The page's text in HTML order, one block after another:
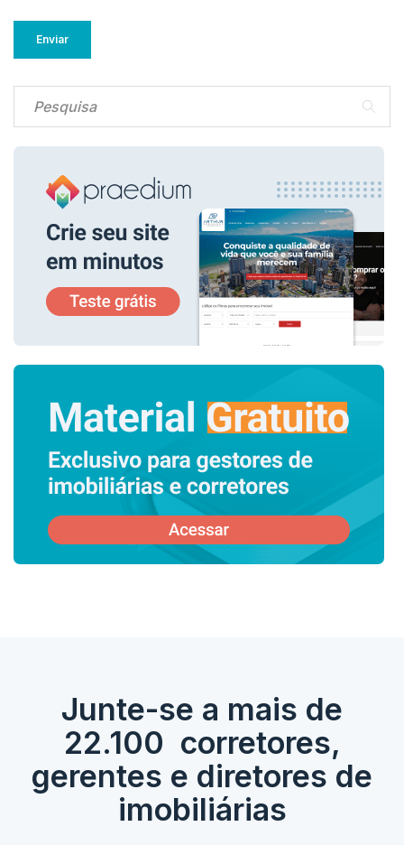
Junte-se a mais de
22.100 corretores,
gerentes e diretores de
imobiliárias